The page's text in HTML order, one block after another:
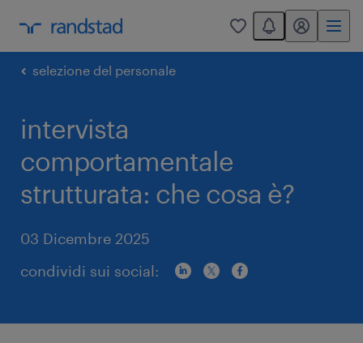
0
You have 0
my randstad
selezione del personale
intervista
comportamentale
strutturata: che cosa è?
03 Dicembre 2025
condividi sui social: